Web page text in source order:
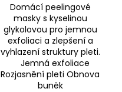
Domácí peelingové
masky s kyselinou
glykolovou pro jemnou
exfoliaci a zlepšení a
vyhlazení struktury pleti.
Jemná exfoliace
Rozjasnění pleti Obnova
buněk